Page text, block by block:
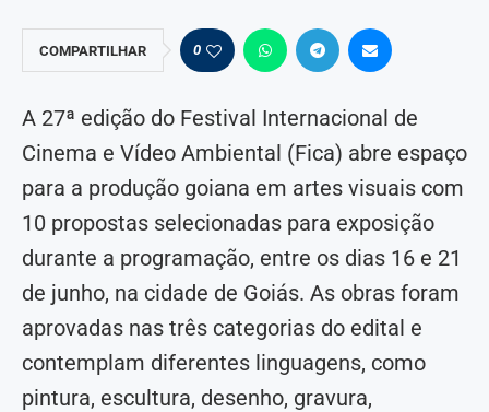
COMPARTILHAR 0
A 27ª edição do Festival Internacional de
Cinema e Vídeo Ambiental (Fica) abre espaço
para a produção goiana em artes visuais com
10 propostas selecionadas para exposição
durante a programação, entre os dias 16 e 21
de junho, na cidade de Goiás. As obras foram
aprovadas nas três categorias do edital e
contemplam diferentes linguagens, como
pintura, escultura, desenho, gravura,